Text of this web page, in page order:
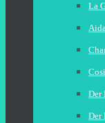
La
Der
Der